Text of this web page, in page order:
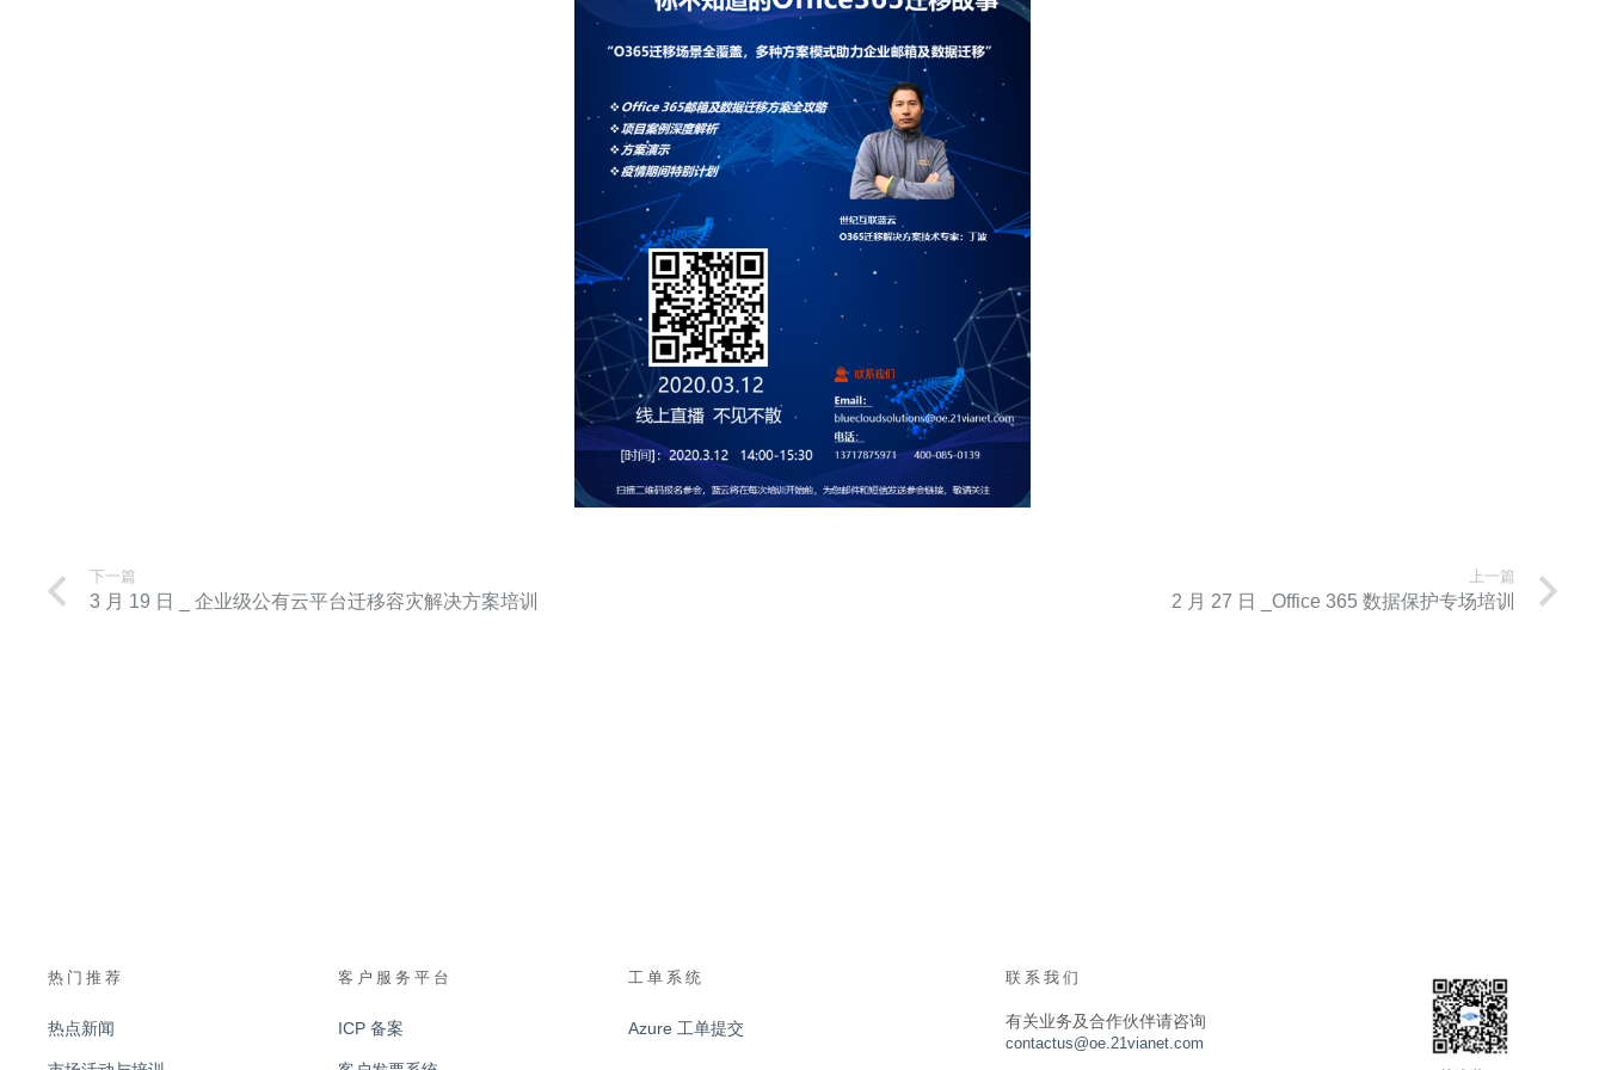
下一篇
3 月 19 日 _ 企业级公有云平台迁移容灾解决方案培训
上一篇
2 月 27 日 _Office 365 数据保护专场培训
热门推荐
热点新闻
客户服务平台
ICP 备案
工单系统
Azure 工单提交
联系我们
有关业务及合作伙伴请咨询
contactus@oe.21vianet.com